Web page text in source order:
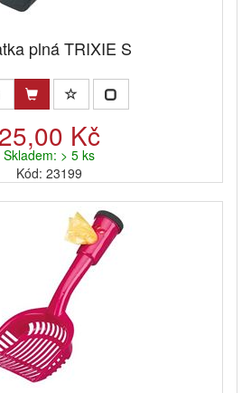
plná TRIXIE S
25,00 Kč
Skladem: > 5 ks
Kód: 23199